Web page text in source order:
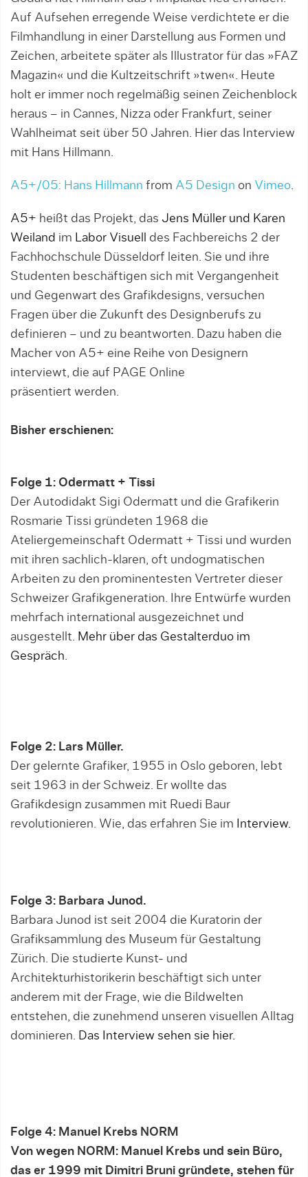
Auf Aufsehen erregende Weise verdichtete er die
Filmhandlung in einer Darstellung aus Formen und
Zeichen, arbeitete später als Illustrator für das »FAZ
Magazin« und die Kultzeitschrift »twen«. Heute
holt er immer noch regelmäßig seinen Zeichenblock
heraus – in Cannes, Nizza oder Frankfurt, seiner
Wahlheimat seit über 50 Jahren. Hier das Interview
mit Hans Hillmann.
A5+/05: Hans Hillmann from A5 Design on Vimeo.
A5+ heißt das Projekt, das Jens Müller und Karen
Weiland im Labor Visuell
des Fachbereichs 2 der
Fachhochschule Düsseldorf leiten. Sie und ihre
Studenten beschäftigen sich mit Vergangenheit
und Gegenwart des Grafikdesigns, versuchen
Fragen über die Zukunft des Designberufs zu
definieren – und zu beantworten. Dazu haben die
Macher von A5+ eine Reihe von Designern
interviewt, die auf PAGE Online
präsentiert werden.
Bisher erschienen:
Folge 1: Odermatt + Tissi
Der Autodidakt Sigi Odermatt und die Grafikerin
Rosmarie Tissi gründeten 1968 die
Ateliergemeinschaft Odermatt + Tissi und wurden
mit ihren sachlich-klaren, oft undogmatischen
Arbeiten zu den prominentesten Vertreter dieser
Schweizer Grafikgeneration. Ihre Entwürfe wurden
mehrfach international ausgezeichnet und
ausgestellt. Mehr über das Gestalterduo im
Gespräch.
Folge 2: Lars Müller.
Der gelernte Grafiker, 1955 in Oslo geboren, lebt
seit 1963 in der Schweiz. Er wollte das
Grafikdesign zusammen mit Ruedi Baur
revolutionieren. Wie, das erfahren Sie im
Interview.
Folge 3: Barbara Junod.
Barbara Junod ist seit 2004 die Kuratorin der
Grafiksammlung des Museum für Gestaltung
Zürich. Die studierte Kunst- und
Architekturhistorikerin beschäftigt sich unter
anderem mit der Frage, wie die Bildwelten
entstehen, die zunehmend unseren visuellen Alltag
dominieren. Das Interview sehen sie hier.
Folge 4: Manuel Krebs NORM
Von wegen NORM: Manuel Krebs und sein Büro,
das er 1999 mit Dimitri Bruni gründete, stehen für